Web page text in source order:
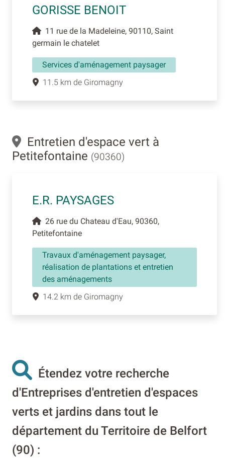
GORISSE BENOIT
11 rue de la Madeleine, 90110, Saint
germain le chatelet
Services d'aménagement paysager
11.5 km de Giromagny
Entretien d'espace vert à
Petitefontaine (90360)
E.R. PAYSAGES
26 rue du Chateau d'Eau, 90360,
Petitefontaine
Travaux d'aménagement paysager,
réalisation de plantations et entretien
des aménagements
14.2 km de Giromagny
Étendez votre recherche
d'Entreprises d'entretien d'espaces
verts et jardins dans tout le
département du Territoire de Belfort
(90) :